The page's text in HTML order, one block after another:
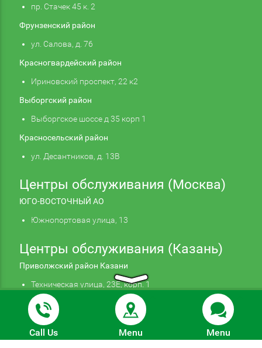
пр. Стачек 45 к. 2
Фрунзенский район
ул. Салова, д. 76
Красногвардейский район
Ириновский проспект, 22 к2
Выборгский район
Выборгское шоссе д 35 корп 1
Красносельский район
ул. Десантников, д. 13В
Центры обслуживания (Москва)
ЮГО-ВОСТОЧНЫЙ АО
Южнопортовая улица, 13
Центры обслуживания (Казань)
Приволжский район Казани
Техническая улица, 23Е, корп. 1
© 2026 Autohelp. Все права защищены. Информация,
Подтверждаю
Продолжая использовать наш сайт, вы даете
согласие на обработку файлов cookie,
которые обеспечивают правильную работу сайта.
Подробнее
Call Us Menu Menu